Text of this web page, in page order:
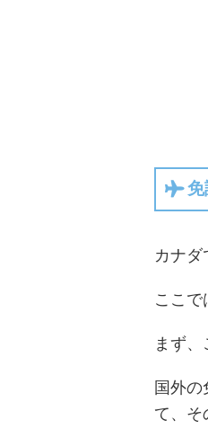
免
カナダ
ここで
まず
国外
て、そ